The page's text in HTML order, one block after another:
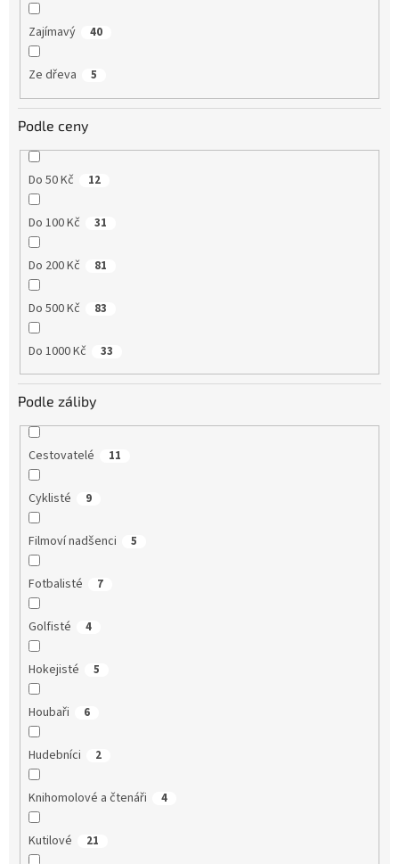
Zajímavý 40
Ze dřeva 5
Podle ceny
Do 50 Kč 12
Do 100 Kč 31
Do 200 Kč 81
Do 500 Kč 83
Do 1000 Kč 33
Podle záliby
Cestovatelé 11
Cyklisté 9
Filmoví nadšenci 5
Fotbalisté 7
Golfisté 4
Hokejisté 5
Houbaři 6
Hudebníci 2
Knihomolové a čtenáři 4
Kutilové 21